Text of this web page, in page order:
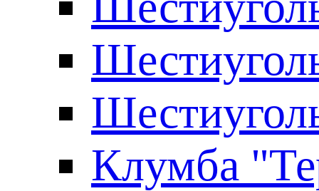
Клумба